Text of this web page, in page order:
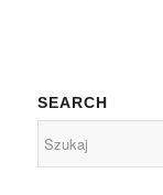
SEARCH